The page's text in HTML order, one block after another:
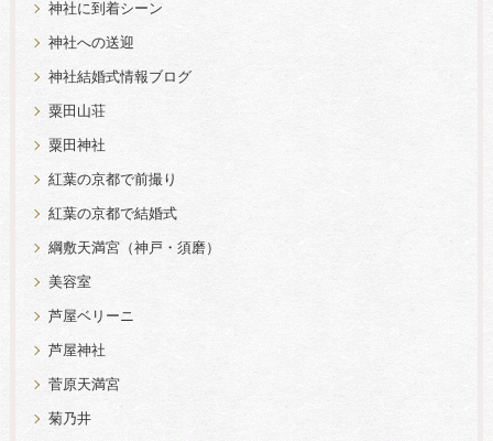
神社に到着シーン
神社への送迎
神社結婚式情報ブログ
粟田山荘
粟田神社
紅葉の京都で前撮り
紅葉の京都で結婚式
綱敷天満宮（神戸・須磨）
美容室
芦屋ベリーニ
芦屋神社
菅原天満宮
菊乃井